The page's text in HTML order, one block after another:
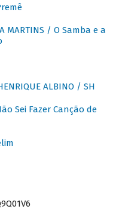
MARTINS / O Samba e a
ALBINO / SH
Sei Fazer Canção de